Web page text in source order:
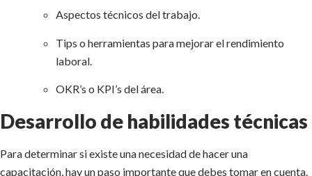
Aspectos técnicos del trabajo.
Tips o herramientas para mejorar el rendimiento
laboral.
OKR’s o KPI’s del área.
Desarrollo de habilidades técnicas
Para determinar si existe una necesidad de hacer una
capacitación, hay un paso importante que debes tomar en cuenta.